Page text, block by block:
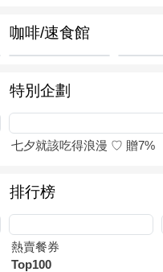
咖啡/速食館
特別企劃
七夕就該吃得浪漫 ♡ 贈7%
排行榜
熱賣餐券
Top100